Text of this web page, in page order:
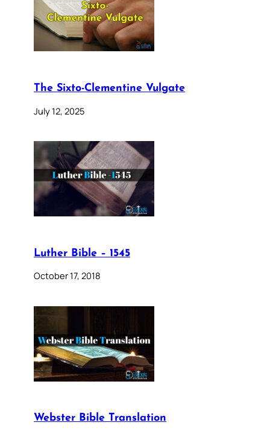
The Sixto-Clementine Vulgate
July 12, 2025
Luther Bible – 1545
October 17, 2018
Webster Bible Translation